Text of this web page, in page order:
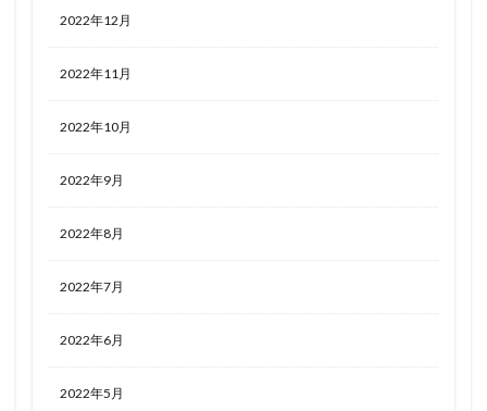
2022年12月
2022年11月
2022年10月
2022年9月
2022年8月
2022年7月
2022年6月
2022年5月